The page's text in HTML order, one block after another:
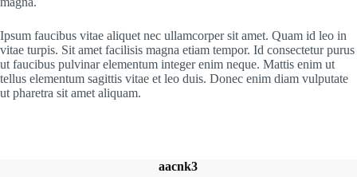
Ipsum faucibus vitae aliquet nec ullamcorper sit amet. Quam id leo in
vitae turpis. Sit amet facilisis magna etiam tempor. Id consectetur purus
ut faucibus pulvinar elementum integer enim neque. Mattis enim ut
tellus elementum sagittis vitae et leo duis. Donec enim diam vulputate
ut pharetra sit amet aliquam.
aacnk3